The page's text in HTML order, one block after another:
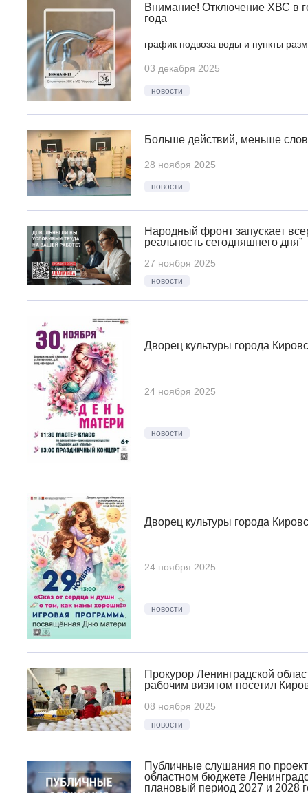
Внимание! Отключение ХВС в
года
график подвоза воды и пункты
03 декабря 2025
новости
Больше действий, меньше
28 ноября 2025
новости
Народный фронт запускает
реальность сегодняшнего дня”
27 ноября 2025
новости
Дворец культуры города
24 ноября 2025
новости
Дворец культуры города
24 ноября 2025
новости
Прокурор Ленинградской
рабочим визитом посетил
08 ноября 2025
новости
Публичные слушания по
областном бюджете
плановый период 2027 и 2028